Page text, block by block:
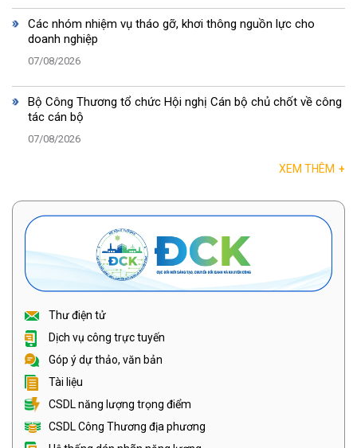
Các nhóm nhiệm vụ tháo gỡ, khơi thông nguồn lực cho
doanh nghiệp
07/08/2026
Bộ Công Thương tổ chức Hội nghị Cán bộ chủ chốt về công
tác cán bộ
07/08/2026
XEM THÊM +
Thư điện tử
Dịch vụ công trực tuyến
Góp ý dự thảo, văn bản
Tài liệu
CSDL năng lượng trọng điểm
CSDL Công Thương địa phương